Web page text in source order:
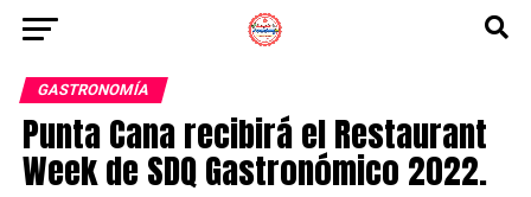
GASTRONOMÍA
Punta Cana recibirá el Restaurant
Week de SDQ Gastronómico 2022.